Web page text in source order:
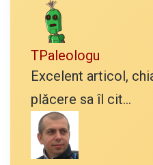
TPaleologu
Excelent articol,
plăcere sa îl cit...